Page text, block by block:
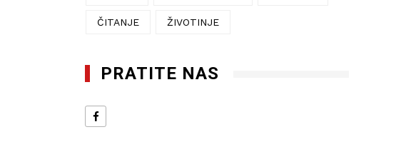
ČITANJE ŽIVOTINJE
PRATITE NAS